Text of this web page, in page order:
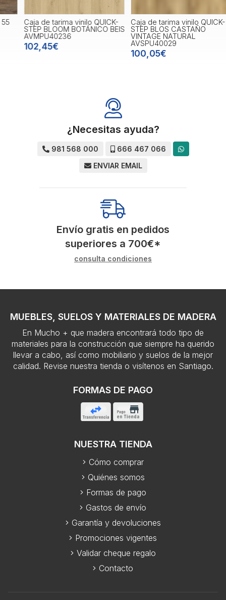
Caja de tarima vinilo QUICK-
STEP BLOOM BOTÁNICO BEIS
AVMPU40236
102,45€
Caja de tarima vinilo QUICK-
STEP BLOS CASTAÑO
VINTAGE NATURAL
AVSPU40029
100,05€
¿Necesitas ayuda?
981 568 000
666 467 066
ENVIAR EMAIL
Envío gratis en pedidos
superiores a 700€*
consulta condiciones
MUEBLES, SUELOS Y MATERIALES DE MADERA
En Mucho + que madera encontrará todo tipo de
materiales para la construcción que siempre ha querido
llevar a cabo, así como mobiliario y suelos de la mejor
calidad. Revise nuestra tienda o visítenos en Santiago.
FORMAS DE PAGO
NUESTRA TIENDA
Cómo comprar
Quiénes somos
Formas de pago
Gastos de envío
Garantía y devoluciones
Promociones vigentes
Validar cheque regalo
Contacto